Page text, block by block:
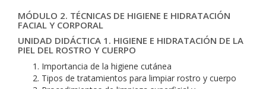
MÓDULO 2. TÉCNICAS DE HIGIENE E HIDRATACIÓN
FACIAL Y CORPORAL
UNIDAD DIDÁCTICA 1. HIGIENE E HIDRATACIÓN DE LA
PIEL DEL ROSTRO Y CUERPO
Importancia de la higiene cutánea
Tipos de tratamientos para limpiar rostro y cuerpo